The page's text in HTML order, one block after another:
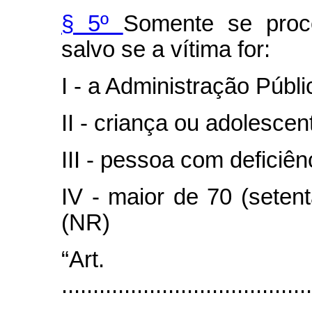
§ 5º Somente se
salvo se a vítima for:
I - a Administração
II - criança ou
III - pessoa com
IV - maior de 70
(NR)